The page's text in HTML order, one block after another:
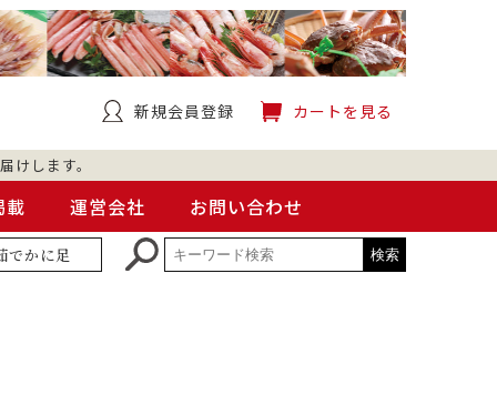
新規会員登録 カートを見る
します。
載 運営会社 お問い合わせ
でかに足